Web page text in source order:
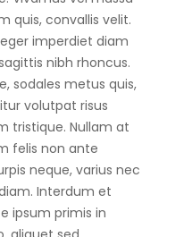
quis, convallis velit.
imperdiet diam
nibh rhoncus.
sodales metus quis,
volutpat risus
tristique. Nullam at
felis non ante
neque, varius nec
Interdum et
ipsum primis in